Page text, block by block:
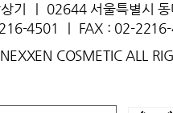
기
02644 서울특별시
4501
FAX : 02-
COSMETIC ALL